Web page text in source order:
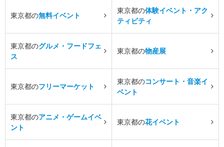
東京都の無料イベント
東京都の体験イベント・アク
ティビティ
東京都のグルメ・フードフェ
ス
東京都の物産展
東京都のフリーマーケット
東京都のコンサート・音楽イ
ベント
東京都のアニメ・ゲームイベ
ント
東京都の花イベント